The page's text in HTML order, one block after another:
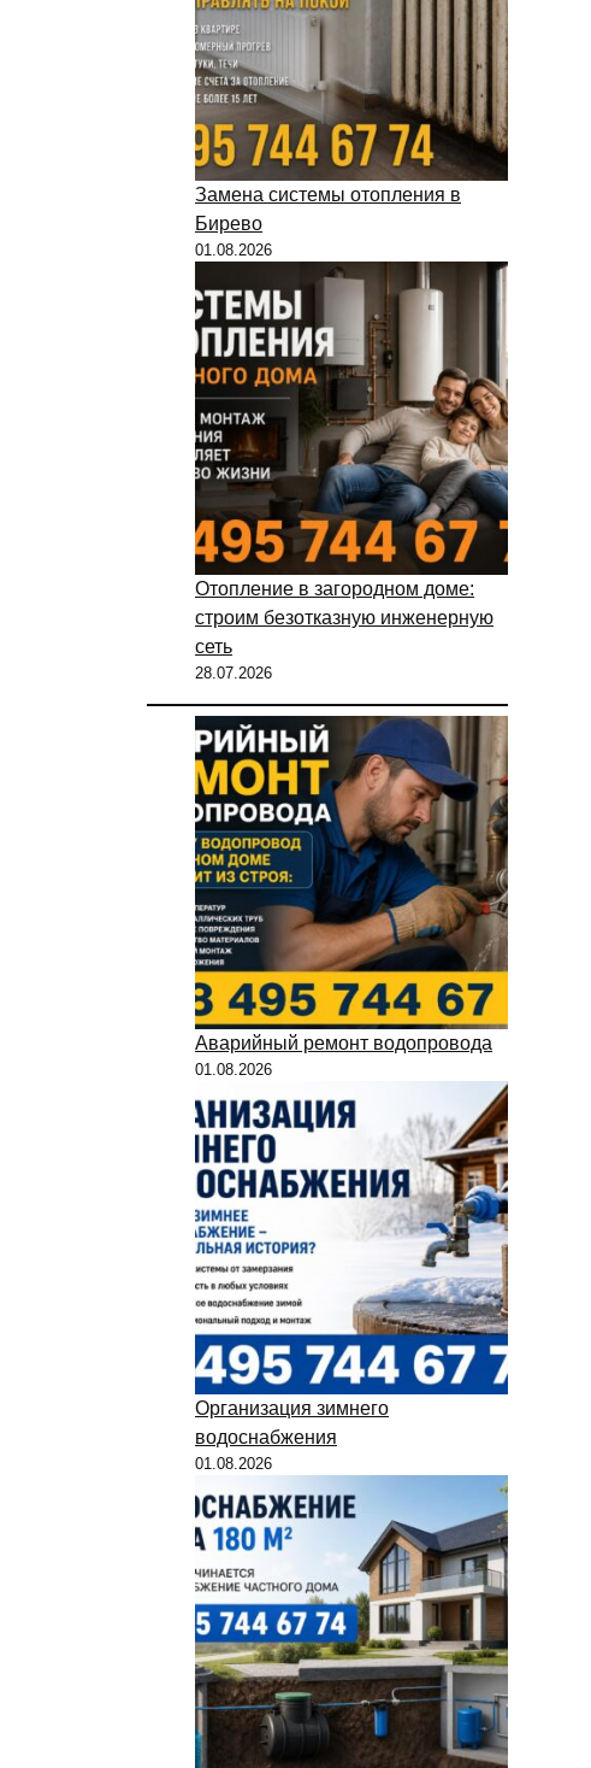
Замена системы отопления в
Бирево
01.08.2026
Отопление в загородном доме:
строим безотказную инженерную
сеть
28.07.2026
Аварийный ремонт водопровода
01.08.2026
Организация зимнего
водоснабжения
01.08.2026